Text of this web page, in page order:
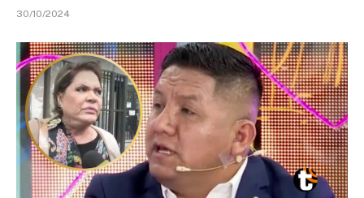
30/10/2024